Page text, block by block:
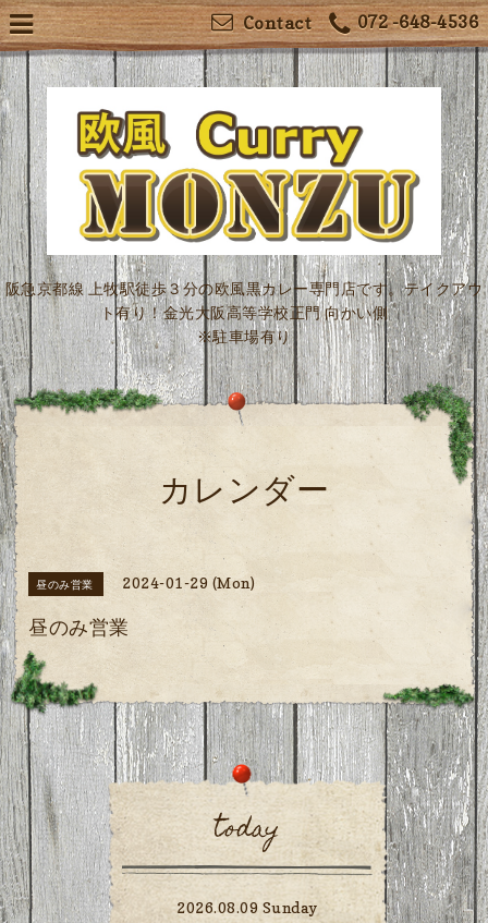
072 -648-4536
Contact
阪急京都線 上牧駅徒歩３分の欧風黒カレー専門店です。テイクアウ
ト有り！金光大阪高等学校正門 向かい側
※駐車場有り
カレンダー
昼のみ営業 2024-01-29 (Mon)
昼のみ営業
today
2026.08.09 Sunday